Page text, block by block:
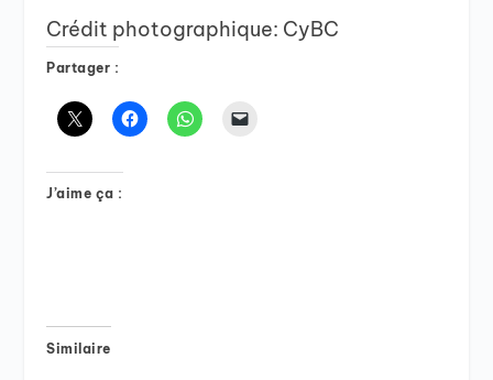
Crédit photographique: CyBC
Partager :
J’aime ça :
Similaire